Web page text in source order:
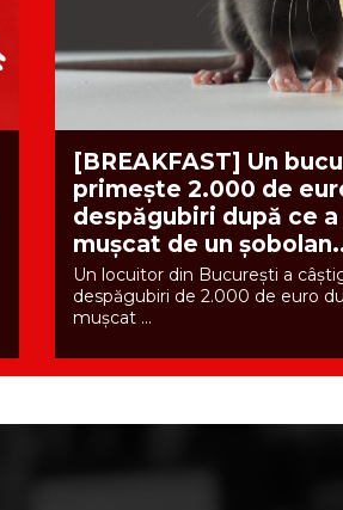
[BREAKFAST] Un
primește 2.000 de
despăgubiri după ce
mușcat de un
Un locuitor din București a
despăgubiri de 2.000 de euro
mușcat ...